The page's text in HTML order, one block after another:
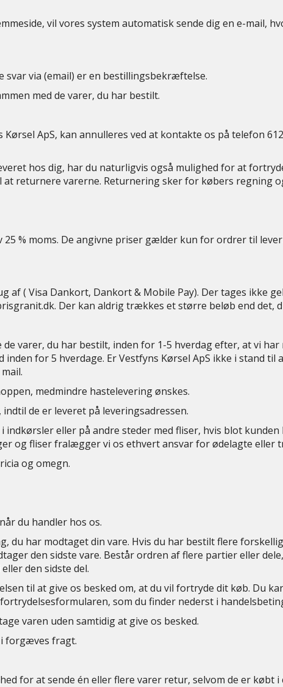
vil vores system automatisk sende dig en e-mail,
via (email) er en bestillingsbekræftelse.
med de varer, du har bestilt.
ApS, kan annulleres ved at kontakte os på telefon
hos dig, har du naturligvis også mulighed for at
returnere varerne. Returnering sker for købers regning
% moms. De angivne priser gælder kun for ordrer til
af ( Visa Dankort, Dankort & Mobile Pay). Der tages ikke
Der kan aldrig trækkes et større beløb end det,
varer, du har bestilt, inden for 1-5 hverdag efter, at vi
for 5 hverdage. Er Vestfyns Kørsel ApS ikke i stand
medmindre hastelevering ønskes.
de er leveret på leveringsadressen.
indkørsler eller på andre steder med fliser, hvis blot
og fliser fralægger vi os ethvert ansvar for ødelagte eller
og omegn.
du handler hos os.
du har modtaget din vare. Hvis du har bestilt flere
den sidste vare. Består ordren af flere partier eller
den sidste del.
til at give os besked om, at du vil fortryde dit køb. Du
som du finder nederst i
varen uden samtidig at give os besked.
i forgæves fragt.
for at sende én eller flere varer retur, selvom de er købt i